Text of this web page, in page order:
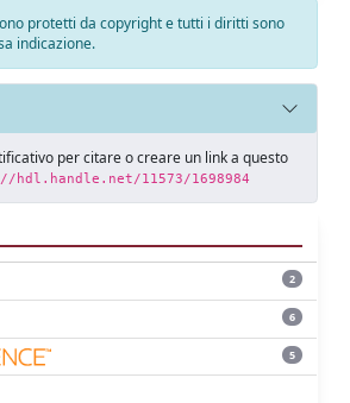
protetti da copyright e tutti i diritti sono
indicazione.
per citare o creare un link a questo
hdl.handle.net/11573/1698984
2
6
5